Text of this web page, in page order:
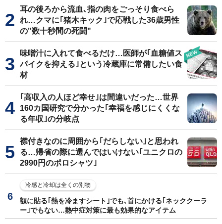
耳の後ろから流血､指の肉をごっそり食べら
れ…クマに｢猪木キック｣で応戦した36歳男性
の"数十秒間の死闘"
味噌汁に入れて食べるだけ…医師が｢血糖値ス
パイクを抑える｣という冷蔵庫に常備したい食
材
｢高収入の人ほど幸せ｣は間違いだった…世界
160カ国研究で分かった｢幸福を感じにくくな
る年収｣の分岐点
襟付きなのに周囲から｢だらしない｣と思われ
る…帰省の際に選んではいけない｢ユニクロの
2990円のポロシャツ｣
冷感と冷却は全くの別物
額に貼る｢熱を冷ますシート｣でも､首にかける｢ネッククーラ
ー｣でもない…熱中症対策に最も効果的なアイテム